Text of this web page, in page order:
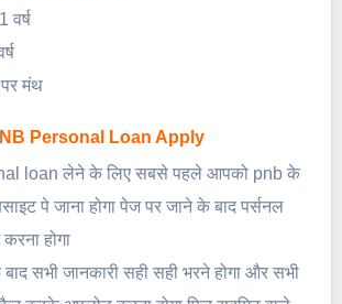
वर्ष
मंथ
Personal Loan Apply
loan लेने के लिए सबसे पहले आपको pnb के
पे जाना होगा पेज पर जाने के बाद पर्सनल
होगा
सभी जानकारी सही सही भरने होगा और सभी